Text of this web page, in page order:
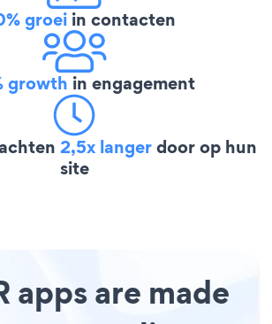
groei in contacten
growth in engagement
2,5x langerdoor op hun
site
apps are made